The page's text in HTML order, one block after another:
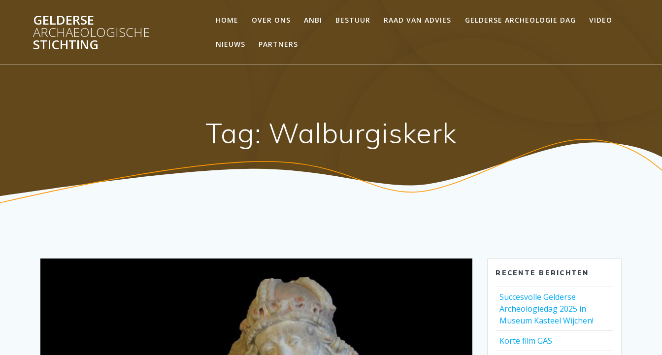
GELDERSE
ARCHAEOLOGISCHE
STICHTING
HOME OVER ONS ANBI BESTUUR RAAD VAN ADVIES GELDERSE ARCHEOLOGIE DAG VIDEO
NIEUWS PARTNERS
Tag: Walburgiskerk
RECENTE BERICHTEN
Succesvolle Gelderse
Archeologiedag 2025 in
Museum Kasteel Wijchen!
Korte film GAS